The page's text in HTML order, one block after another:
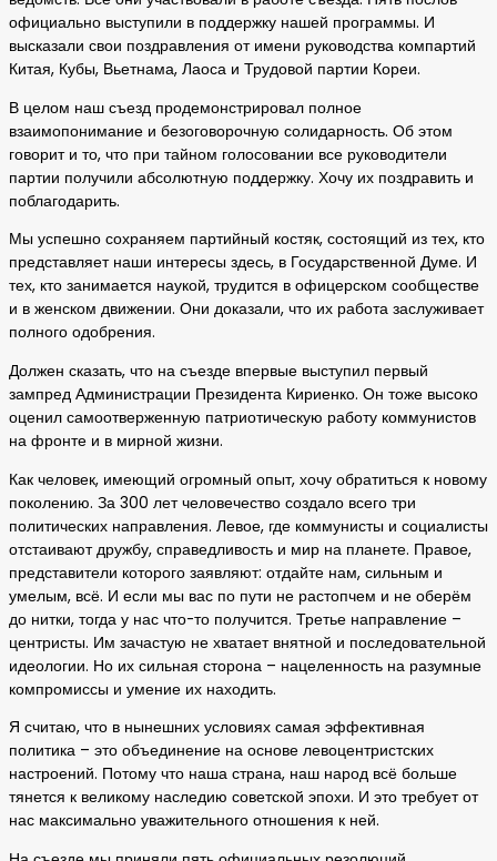
официально выступили в поддержку нашей программы. И
высказали свои поздравления от имени руководства компартий
Китая, Кубы, Вьетнама, Лаоса и Трудовой партии Кореи.
В целом наш съезд продемонстрировал полное
взаимопонимание и безоговорочную солидарность. Об этом
говорит и то, что при тайном голосовании все руководители
партии получили абсолютную поддержку. Хочу их поздравить и
поблагодарить.
Мы успешно сохраняем партийный костяк, состоящий из тех, кто
представляет наши интересы здесь, в Государственной Думе. И
тех, кто занимается наукой, трудится в офицерском сообществе
и в женском движении. Они доказали, что их работа заслуживает
полного одобрения.
Должен сказать, что на съезде впервые выступил первый
зампред Администрации Президента Кириенко. Он тоже высоко
оценил самоотверженную патриотическую работу коммунистов
на фронте и в мирной жизни.
Как человек, имеющий огромный опыт, хочу обратиться к новому
поколению. За 300 лет человечество создало всего три
политических направления. Левое, где коммунисты и социалисты
отстаивают дружбу, справедливость и мир на планете. Правое,
представители которого заявляют: отдайте нам, сильным и
умелым, всё. И если мы вас по пути не растопчем и не оберём
до нитки, тогда у нас что-то получится. Третье направление –
центристы. Им зачастую не хватает внятной и последовательной
идеологии. Но их сильная сторона – нацеленность на разумные
компромиссы и умение их находить.
Я считаю, что в нынешних условиях самая эффективная
политика – это объединение на основе левоцентристских
настроений. Потому что наша страна, наш народ всё больше
тянется к великому наследию советской эпохи. И это требует от
нас максимально уважительного отношения к ней.